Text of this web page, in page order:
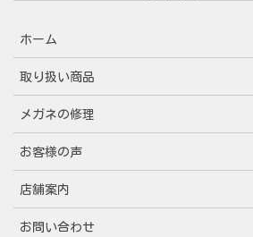
ホーム
取り扱い商品
メガネの修理
お客様の声
店舗案内
お問い合わせ